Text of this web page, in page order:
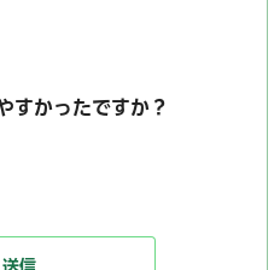
すかったですか？